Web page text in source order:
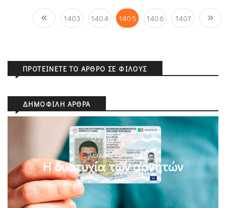
1403 1404 1405 1406 1407
ΠΡΟΤΕΊΝΕΤΕ ΤΟ ΆΡΘΡΟ ΣΕ ΦΊΛΟΥΣ
ΔΗΜΟΦΙΛΉ ΆΡΘΡΑ
05 Αυγ 2026
ΜΙΧΆΛΗΣ ΚΥΡΙΑΚΊΔΗΣ
Η δυστυχία των αρνητών